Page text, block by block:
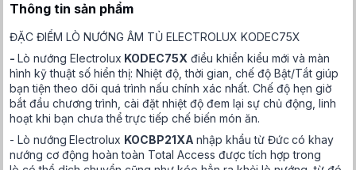
Thông tin sản phẩm
ĐẶC ĐIỂM LÒ NƯỚNG ÂM TỦ ELECTROLUX KODEC75X
- Lò nướng Electrolux KODEC75X điều khiển kiểu mới và màn
hình kỹ thuật số hiển thị: Nhiệt độ, thời gian, chế độ Bật/Tắt giúp
bạn tiện theo dõi quá trình nấu chính xác nhất. Chế độ hẹn giờ
bắt đầu chương trình, cài đặt nhiệt độ đem lại sự chủ động, linh
hoạt khi bạn chưa thể trực tiếp chế biến món ăn.
- Lò nướng Electrolux KOCBP21XA nhập khẩu từ Đức có khay
nướng cơ động hoàn toàn Total Access được tích hợp trong